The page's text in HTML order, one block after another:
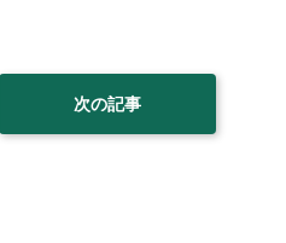
次の記事